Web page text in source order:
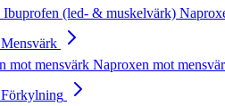
Ibuprofen (led- & muskelvärk)
mot mensvärk Naproxen mot
Förkylning